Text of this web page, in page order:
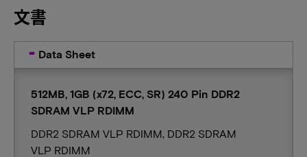
文書
Data Sheet
512MB, 1GB (x72, ECC, SR) 240 Pin DDR2
SDRAM VLP RDIMM
DDR2 SDRAM VLP RDIMM, DDR2 SDRAM
VLP RDIMM